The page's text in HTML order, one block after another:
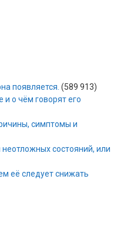
появляется. (589 913)
о чём говорят его
симптомы и
состояний, или
её следует снижать